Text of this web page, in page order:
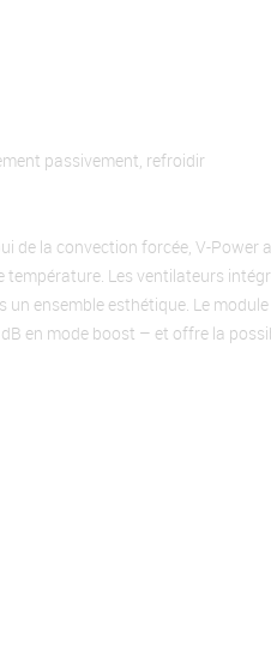
passivement, refroidir
de la convection forcée, V-Power
Les ventilateurs
ensemble esthétique. Le
en mode boost – et offre la